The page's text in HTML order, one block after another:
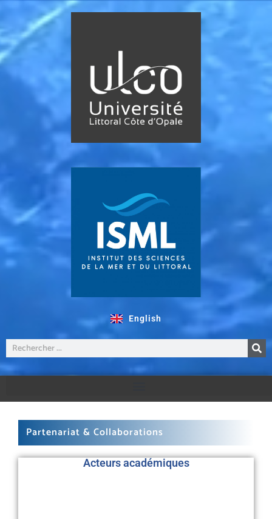
English
Partenariat & Collaborations
Acteurs académiques